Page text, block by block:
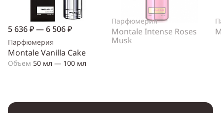
5 636 ₽ — 6 506 ₽
Парфюмерия
Montale Vanilla Cake
Объем 50 мл — 100 мл
Парфюмерия
Montale Intense Roses
Musk